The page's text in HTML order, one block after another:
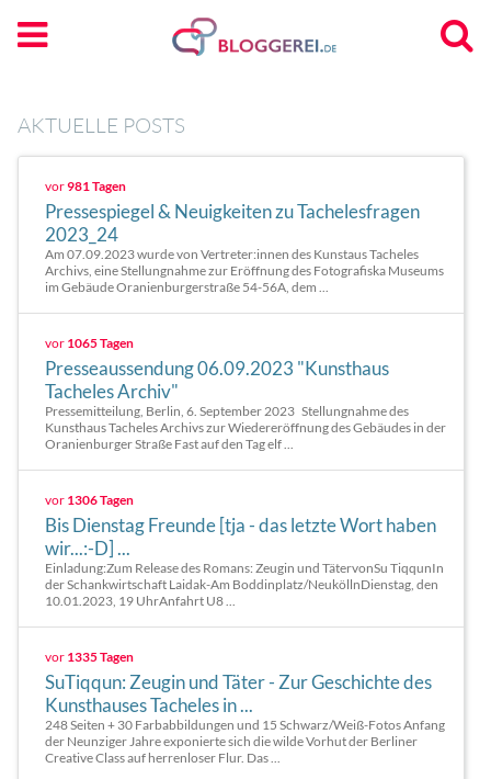
AKTUELLE POSTS
vor981 Tagen
Pressespiegel & Neuigkeiten zu Tachelesfragen
2023_24
Am 07.09.2023 wurde von Vertreter:innen des Kunstaus Tacheles
Archivs, eine Stellungnahme zur Eröffnung des Fotografiska Museums
im Gebäude Oranienburgerstraße 54-56A, dem ...
vor 1065 Tagen
Presseaussendung 06.09.2023 "Kunsthaus
Tacheles Archiv"
Pressemitteilung, Berlin, 6. September 2023 Stellungnahme des
Kunsthaus Tacheles Archivs zur Wiedereröffnung des Gebäudes in der
Oranienburger Straße Fast auf den Tag elf ...
vor 1306 Tagen
Bis Dienstag Freunde [tja - das letzte Wort haben
wir...:-D] ...
Einladung:Zum Release des Romans: Zeugin und TätervonSu TiqqunIn
der Schankwirtschaft Laidak-Am Boddinplatz/NeuköllnDienstag, den
10.01.2023, 19 UhrAnfahrt U8 ...
vor 1335 Tagen
SuTiqqun: Zeugin und Täter - Zur Geschichte des
Kunsthauses Tacheles in ...
248 Seiten + 30 Farbabbildungen und 15 Schwarz/Weiß-Fotos Anfang
der Neunziger Jahre exponierte sich die wilde Vorhut der Berliner
Creative Class auf herrenloser Flur. Das ...